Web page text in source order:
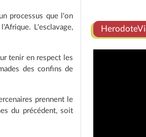
processus que l'on
L'esclavage,
tenir en respect les
des confins de
prennent le
du précédent, soit